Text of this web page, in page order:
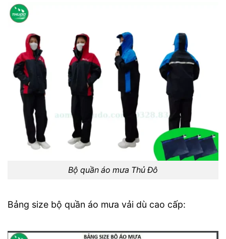
Bộ quần áo mưa Thủ Đô
Bảng size bộ quần áo mưa vải dù cao cấp: